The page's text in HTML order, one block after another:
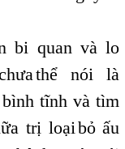
bi quan và lo
,thể nói là
tĩnh và tìm
trị loại, bỏ ấu